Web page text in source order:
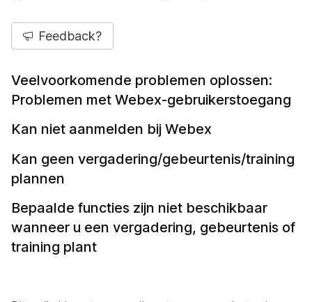
Feedback?
Veelvoorkomende problemen oplossen:
Problemen met Webex-gebruikerstoegang
Kan niet aanmelden bij Webex
Kan geen vergadering/gebeurtenis/training
plannen
Bepaalde functies zijn niet beschikbaar
wanneer u een vergadering, gebeurtenis of
training plant